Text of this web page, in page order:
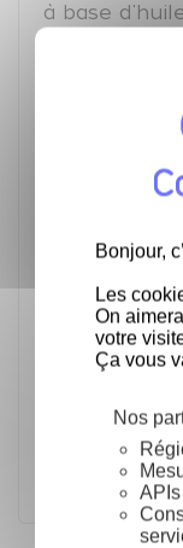
Bonjour,
Les
On
votre
Ça vous
Nos
APIs
à base
Très
bien
pulvériser
cm. Permet
Ingrédients :
émulsifiant
coco
E306
appliquer à